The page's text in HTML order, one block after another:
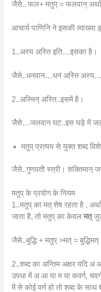
जैसे.. फल+ मतुप् = फलवान्
आचार्य पाणिनि ने इसकी व्याख्या
1..अस्य अस्ति इति…इसका है।
जैसे..धनवान…धनं अस्ति
2..अस्मिन् अस्ति..इसमें है।
जैसे…जलवान घट..इस घड़े में
मतुप् प्रत्यय से युक्त शब्द
जैसे..गुणवती स्त्री। शक्तिमान्
मतुप् के प्रयोग के नियम
1..मतुप् का मत् शेष रहता है ,
जाता है, तो मतुप् का केवल मत्
जैसे..बुद्धि + मतुप् >मत् = बुद्धिमत्
2..शब्द का अन्तिम अक्षर यदि अ
उपधा में अ आ या म या कवर्ग,
में से कोई वर्ण हो तो शब्द के साथ